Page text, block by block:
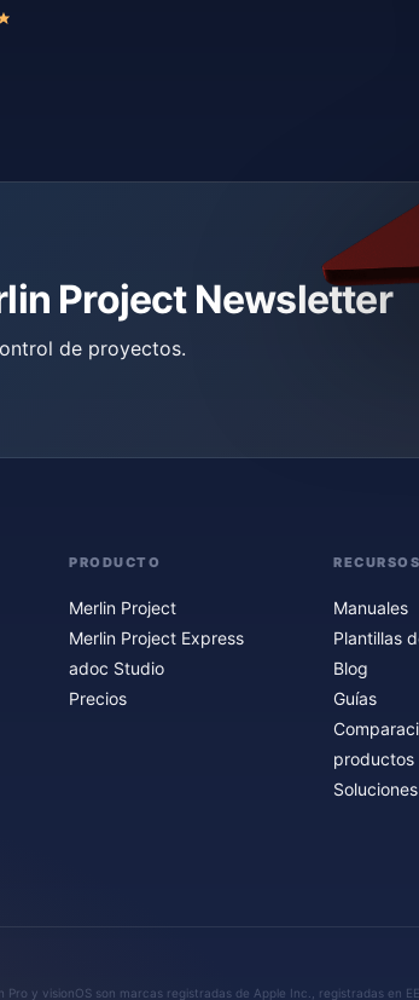
Project Newsletter
de proyectos.
PRODUCTO
Merlin Project
Merlin Project Express
adoc Studio
Precios
RECURSOS
Manuales
Plantillas
Blog
Guías
productos
Pro y visionOS son marcas registradas de Apple Inc., registradas en